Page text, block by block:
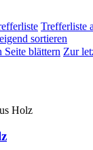
Trefferliste
sortieren
Seite blättern Zur